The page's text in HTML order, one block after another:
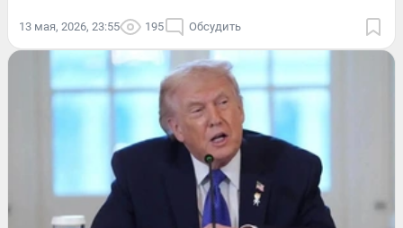
13 мая, 2026, 23:55 195 Обсудить